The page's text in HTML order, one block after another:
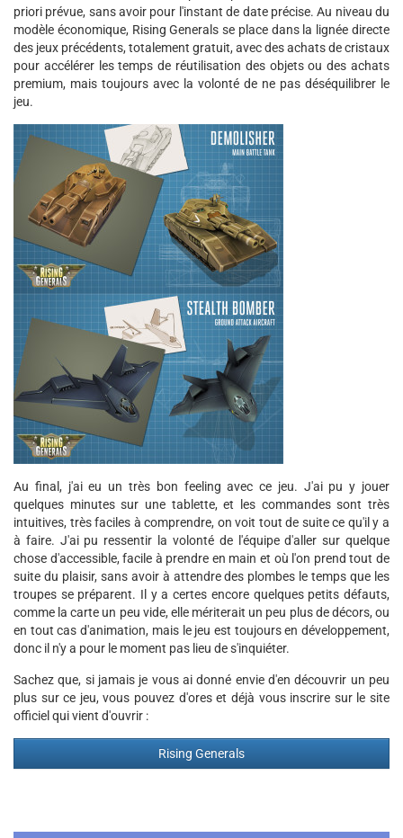
priori prévue, sans avoir pour l'instant de date précise. Au niveau du
modèle économique, Rising Generals se place dans la lignée directe
des jeux précédents, totalement gratuit, avec des achats de cristaux
pour accélérer les temps de réutilisation des objets ou des achats
premium, mais toujours avec la volonté de ne pas déséquilibrer le
jeu.
Au final, j'ai eu un très bon feeling avec ce jeu. J'ai pu y jouer
quelques minutes sur une tablette, et les commandes sont très
intuitives, très faciles à comprendre, on voit tout de suite ce qu'il y a
à faire. J'ai pu ressentir la volonté de l'équipe d'aller sur quelque
chose d'accessible, facile à prendre en main et où l'on prend tout de
suite du plaisir, sans avoir à attendre des plombes le temps que les
troupes se préparent. Il y a certes encore quelques petits défauts,
comme la carte un peu vide, elle mériterait un peu plus de décors, ou
en tout cas d'animation, mais le jeu est toujours en développement,
donc il n'y a pour le moment pas lieu de s'inquiéter.
Sachez que, si jamais je vous ai donné envie d'en découvrir un peu
plus sur ce jeu, vous pouvez d'ores et déjà vous inscrire sur le site
officiel qui vient d'ouvrir :
Rising Generals